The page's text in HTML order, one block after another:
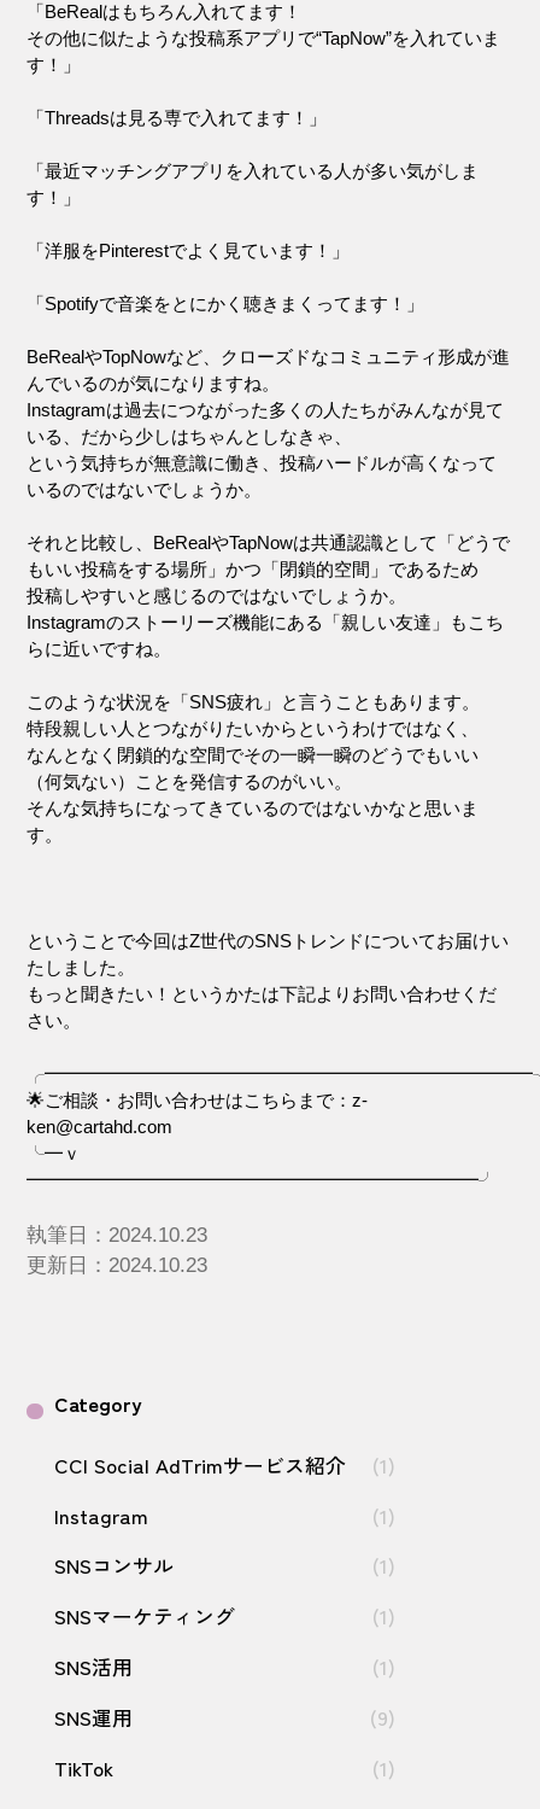
「BeRealはもちろん入れてます！
その他に似たような投稿系アプリで“TapNow”を入れていま
す！」
「Threadsは見る専で入れてます！」
「最近マッチングアプリを入れている人が多い気がしま
す！」
「洋服をPinterestでよく見ています！」
「Spotifyで音楽をとにかく聴きまくってます！」
BeRealやTopNowなど、クローズドなコミュニティ形成が進
んでいるのが気になりますね。
Instagramは過去につながった多くの人たちがみんなが見て
いる、だから少しはちゃんとしなきゃ、
という気持ちが無意識に働き、投稿ハードルが高くなって
いるのではないでしょうか。
それと比較し、BeRealやTapNowは共通認識として「どうで
もいい投稿をする場所」かつ「閉鎖的空間」であるため
投稿しやすいと感じるのではないでしょうか。
Instagramのストーリーズ機能にある「親しい友達」もこち
らに近いですね。
このような状況を「SNS疲れ」と言うこともあります。
特段親しい人とつながりたいからというわけではなく、
なんとなく閉鎖的な空間でその一瞬一瞬のどうでもいい
（何気ない）ことを発信するのがいい。
そんな気持ちになってきているのではないかなと思いま
す。
ということで今回はZ世代のSNSトレンドについてお届けい
たしました。
もっと聞きたい！というかたは下記よりお問い合わせくだ
さい。
🌟ご相談・お問い合わせはこちらまで：z-
ken@cartahd.com
╰━ｖ
━━━━━━━━━━━━━━━━━━━━━━━━━╯
執筆日：2024.10.23
更新日：2024.10.23
Category
CCI Social AdTrimサービス紹介
(1)
Instagram
(1)
SNSコンサル
(1)
SNSマーケティング
(1)
SNS活用
(1)
SNS運用
(9)
TikTok
(1)